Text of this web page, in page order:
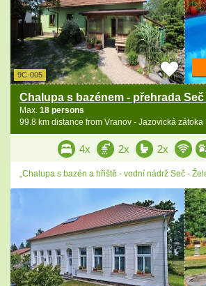
9C-005
Chalupa s bazénem - přehrada
Max. 18 persons
99.8 km distance from Vranov - Jazovická zátoka
4x 2x 2x
„Chalupa s bazén a hřiště - vodní nádrž Seč -